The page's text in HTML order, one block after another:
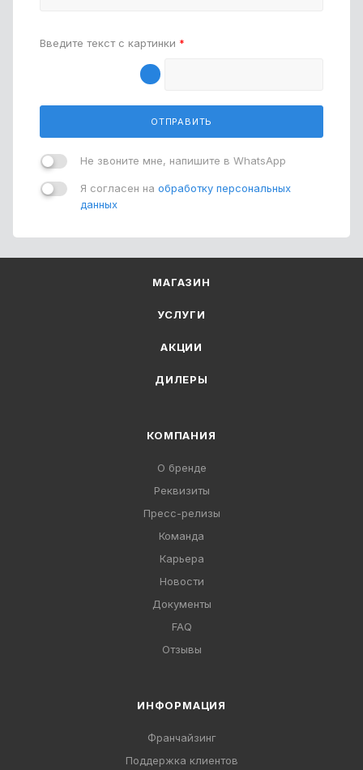
Введите текст с картинки *
ОТПРАВИТЬ
Не звоните мне, напишите в WhatsApp
Я согласен на обработку персональных
данных
МАГАЗИН
УСЛУГИ
АКЦИИ
ДИЛЕРЫ
КОМПАНИЯ
О бренде
Реквизиты
Пресс-релизы
Команда
Карьера
Новости
Документы
FAQ
Отзывы
ИНФОРМАЦИЯ
Франчайзинг
Поддержка клиентов